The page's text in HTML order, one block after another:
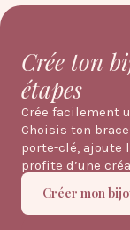
Crée ton
étapes
Crée facilement
Choisis ton
porte-clé, ajoute
profite d’une
Créer mon